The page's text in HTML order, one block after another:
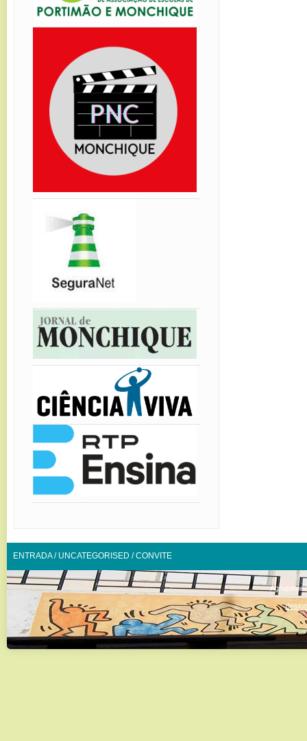
ENTRADA / UNCATEGORISED /CONVITE